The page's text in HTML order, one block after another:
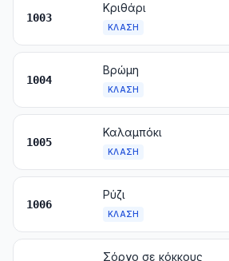
1003
Κριθάρι
ΚΛΆΣΗ
1004
Βρώμη
ΚΛΆΣΗ
1005
Καλαμπόκι
ΚΛΆΣΗ
1006
Ρύζι
ΚΛΆΣΗ
Σόργο σε κόκκους